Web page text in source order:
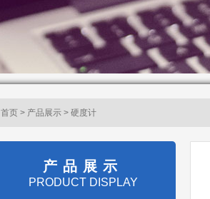
首页 > 产品展示 > 硬度计
产品展示
PRODUCT DISPLAY